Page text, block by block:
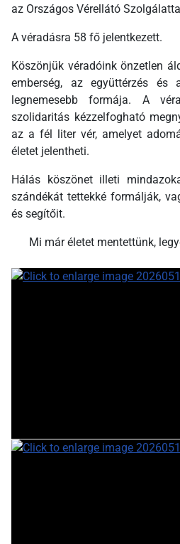
az Országos Vérellátó
A véradásra 58 fő jelentkezett.
Köszönjük véradóink önzetlen
emberség, az együttérzés és
legnemesebb formája. A
szolidaritás kézzelfogható
az a fél liter vér, amelyet
életet jelentheti.
Hálás köszönet illeti
szándékát tettekké formálják,
és segítőit.
Mi már életet mentettünk,